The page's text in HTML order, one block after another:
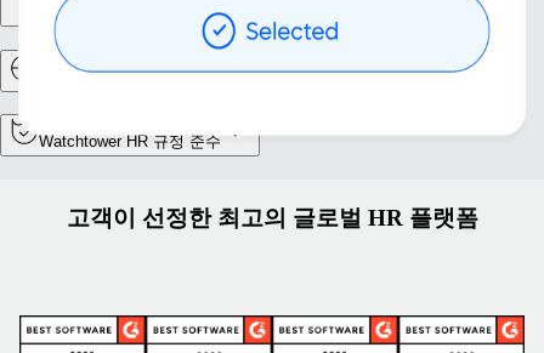
법인 설립
전근 및 이주
Watchtower HR 규정 준수
고객이 선정한 최고의 글로벌 HR 플랫폼